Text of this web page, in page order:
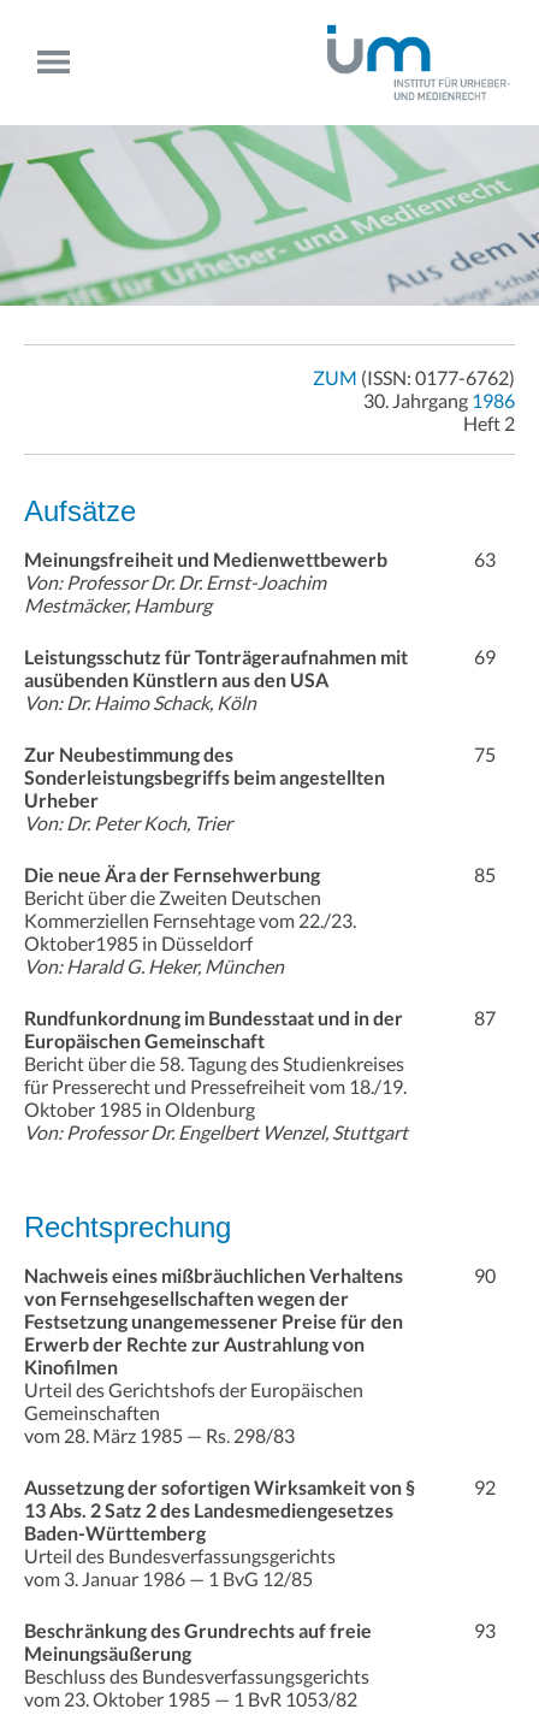
ZUM (ISSN: 0177-6762)
30. Jahrgang 1986
Heft 2
Aufsätze
Meinungsfreiheit und Medienwettbewerb
Von: Professor Dr. Dr. Ernst-Joachim
Mestmäcker, Hamburg
63
Leistungsschutz für Tonträgeraufnahmen mit
ausübenden Künstlern aus den USA
Von: Dr. Haimo Schack, Köln
69
Zur Neubestimmung des
Sonderleistungsbegriffs beim angestellten
Urheber
Von: Dr. Peter Koch, Trier
75
Die neue Ära der Fernsehwerbung
Bericht über die Zweiten Deutschen
Kommerziellen Fernsehtage vom 22./23.
Oktober1985 in Düsseldorf
Von: Harald G. Heker, München
85
Rundfunkordnung im Bundesstaat und in der
Europäischen Gemeinschaft
Bericht über die 58. Tagung des Studienkreises
für Presserecht und Pressefreiheit vom 18./19.
Oktober 1985 in Oldenburg
Von: Professor Dr. Engelbert Wenzel, Stuttgart
87
Rechtsprechung
Nachweis eines mißbräuchlichen Verhaltens
von Fernsehgesellschaften wegen der
Festsetzung unangemessener Preise für den
Erwerb der Rechte zur Austrahlung von
Kinofilmen
Urteil des Gerichtshofs der Europäischen
Gemeinschaften
vom 28. März 1985 — Rs. 298/83
90
Aussetzung der sofortigen Wirksamkeit von §
13 Abs. 2 Satz 2 des Landesmediengesetzes
Baden-Württemberg
Urteil des Bundesverfassungsgerichts
vom 3. Januar 1986 — 1 BvG 12/85
92
Beschränkung des Grundrechts auf freie
Meinungsäußerung
Beschluss des Bundesverfassungsgerichts
vom 23. Oktober 1985 — 1 BvR 1053/82
93